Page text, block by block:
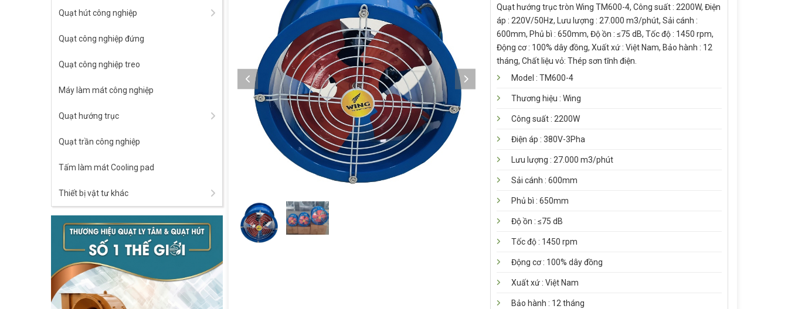
Quạt hút công nghiệp
Quạt công nghiệp đứng
Quạt công nghiệp treo
Máy làm mát công nghiệp
Quạt hướng trục
Quạt trần công nghiệp
Tấm làm mát Cooling pad
Thiết bị vật tư khác
Quạt hướng trục tròn Wing TM600-4, Công suất : 2200W, Điện
áp : 220V/50Hz, Lưu lượng : 27.000 m3/phút, Sải cánh :
600mm, Phủ bì : 650mm, Độ ồn : ≤75 dB, Tốc độ : 1450 rpm,
Động cơ : 100% dây đồng, Xuất xứ : Việt Nam, Bảo hành : 12
tháng, Chất liệu vỏ: Thép sơn tĩnh điện.
Model : TM600-4
Thương hiệu : Wing
Công suất : 2200W
Điện áp : 380V-3Pha
Lưu lượng : 27.000 m3/phút
Sải cánh : 600mm
Phủ bì : 650mm
Độ ồn : ≤75 dB
Tốc độ : 1450 rpm
Động cơ : 100% dây đồng
Xuất xứ : Việt Nam
Bảo hành : 12 tháng